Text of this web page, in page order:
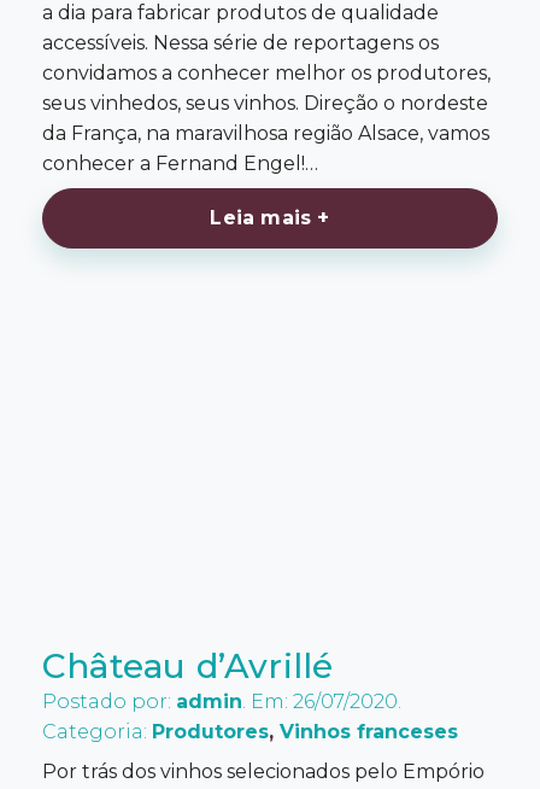
a dia para fabricar produtos de qualidade
accessíveis. Nessa série de reportagens os
convidamos a conhecer melhor os produtores,
seus vinhedos, seus vinhos. Direção o nordeste
da França, na maravilhosa região Alsace, vamos
conhecer a Fernand Engel!…
Leia mais +
Château d’Avrillé
Postado por: admin. Em: 26/07/2020.
Categoria: Produtores, Vinhos franceses
Por trás dos vinhos selecionados pelo Empório